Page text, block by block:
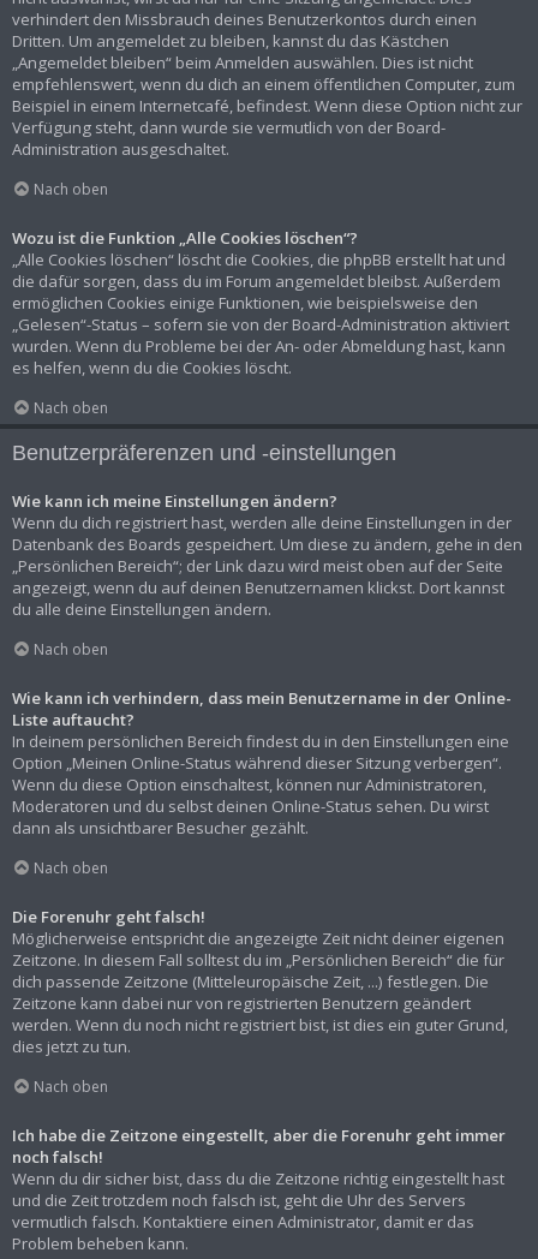
verhindert den Missbrauch deines Benutzerkontos durch einen
Dritten. Um angemeldet zu bleiben, kannst du das Kästchen
„Angemeldet bleiben“ beim Anmelden auswählen. Dies ist nicht
empfehlenswert, wenn du dich an einem öffentlichen Computer, zum
Beispiel in einem Internetcafé, befindest. Wenn diese Option nicht zur
Verfügung steht, dann wurde sie vermutlich von der Board-
Administration ausgeschaltet.
Nach oben
Wozu ist die Funktion „Alle Cookies löschen“?
„Alle Cookies löschen“ löscht die Cookies, die phpBB erstellt hat und
die dafür sorgen, dass du im Forum angemeldet bleibst. Außerdem
ermöglichen Cookies einige Funktionen, wie beispielsweise den
„Gelesen“-Status – sofern sie von der Board-Administration aktiviert
wurden. Wenn du Probleme bei der An- oder Abmeldung hast, kann
es helfen, wenn du die Cookies löscht.
Nach oben
Benutzerpräferenzen und -einstellungen
Wie kann ich meine Einstellungen ändern?
Wenn du dich registriert hast, werden alle deine Einstellungen in der
Datenbank des Boards gespeichert. Um diese zu ändern, gehe in den
„Persönlichen Bereich“; der Link dazu wird meist oben auf der Seite
angezeigt, wenn du auf deinen Benutzernamen klickst. Dort kannst
du alle deine Einstellungen ändern.
Nach oben
Wie kann ich verhindern, dass mein Benutzername in der Online-
Liste auftaucht?
In deinem persönlichen Bereich findest du in den Einstellungen eine
Option „Meinen Online-Status während dieser Sitzung verbergen“.
Wenn du diese Option einschaltest, können nur Administratoren,
Moderatoren und du selbst deinen Online-Status sehen. Du wirst
dann als unsichtbarer Besucher gezählt.
Nach oben
Die Forenuhr geht falsch!
Möglicherweise entspricht die angezeigte Zeit nicht deiner eigenen
Zeitzone. In diesem Fall solltest du im „Persönlichen Bereich“ die für
dich passende Zeitzone (Mitteleuropäische Zeit, ...) festlegen. Die
Zeitzone kann dabei nur von registrierten Benutzern geändert
werden. Wenn du noch nicht registriert bist, ist dies ein guter Grund,
dies jetzt zu tun.
Nach oben
Ich habe die Zeitzone eingestellt, aber die Forenuhr geht immer
noch falsch!
Wenn du dir sicher bist, dass du die Zeitzone richtig eingestellt hast
und die Zeit trotzdem noch falsch ist, geht die Uhr des Servers
vermutlich falsch. Kontaktiere einen Administrator, damit er das
Problem beheben kann.